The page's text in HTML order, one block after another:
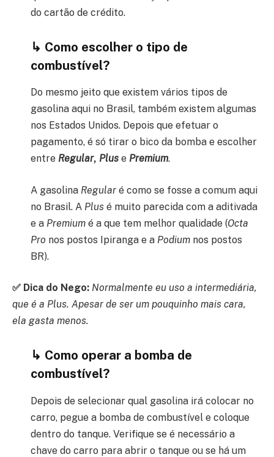
do cartão de crédito.
↳ Como escolher o tipo de
combustível?
Do mesmo jeito que existem vários tipos de
gasolina aqui no Brasil, também existem algumas
nos Estados Unidos. Depois que efetuar o
pagamento, é só tirar o bico da bomba e escolher
entre Regular, Plus e Premium.
A gasolina Regular é como se fosse a comum aqui
no Brasil. A Plus é muito parecida com a aditivada
e a Premium é a que tem melhor qualidade (Octa
Pro nos postos Ipiranga e a Podium nos postos
BR).
✅ Dica do Nego: Normalmente eu uso a intermediária,
que é a Plus. Apesar de ser um pouquinho mais cara,
ela gasta menos.
↳ Como operar a bomba de
combustível?
Depois de selecionar qual gasolina irá colocar no
carro, pegue a bomba de combustível e coloque
dentro do tanque. Verifique se é necessário a
chave do carro para abrir o tanque ou se há um